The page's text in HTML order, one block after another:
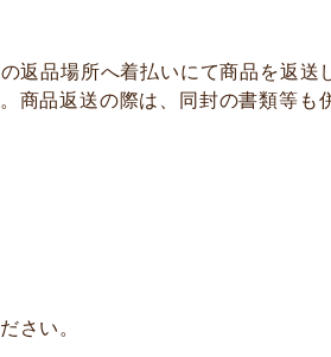
返品場所へ着払いにて商品を返送
商品返送の際は、同封の書類等も
さい。